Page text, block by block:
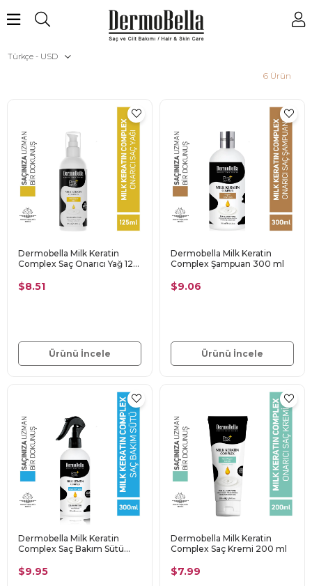
Türkçe - USD
6 Ürün
Dermobella Milk Keratin
Complex Saç Onarıcı Yağ 125
$8.51
Ürünü İncele
Dermobella Milk Keratin
Complex Şampuan 300 ml
$9.06
Ürünü İncele
Dermobella Milk Keratin
Complex Saç Bakım Sütü
$9.95
Dermobella Milk Keratin
Complex Saç Kremi 200 ml
$7.99